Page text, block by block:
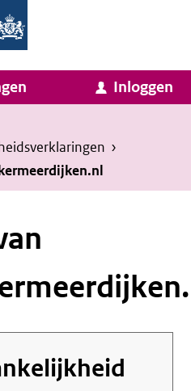
van
Zaken
en
Koninkrijksrelaties
Homepage
Inloggen
›